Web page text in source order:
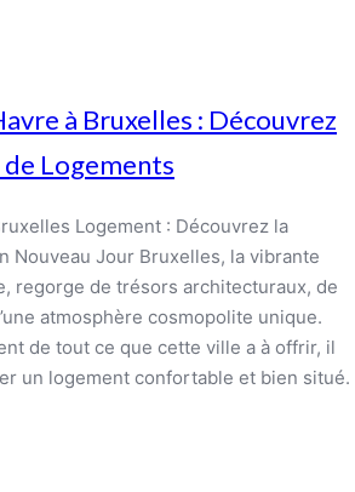
à Bruxelles : Découvrez
Logements
Logement : Découvrez la
Nouveau Jour Bruxelles, la vibrante
regorge de trésors architecturaux, de
atmosphère cosmopolite unique.
de tout ce que cette ville a à offrir, il
un logement confortable et bien situé.